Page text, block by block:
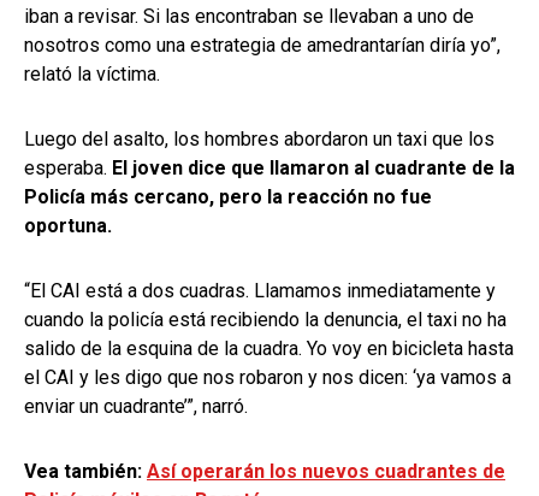
iban a revisar. Si las encontraban se llevaban a uno de
nosotros como una estrategia de amedrantarían diría yo”,
relató la víctima.
Luego del asalto, los hombres abordaron un taxi que los
esperaba. El joven dice que llamaron al cuadrante de la
Policía más cercano, pero la reacción no fue
oportuna.
“El CAI está a dos cuadras. Llamamos inmediatamente y
cuando la policía está recibiendo la denuncia, el taxi no ha
salido de la esquina de la cuadra. Yo voy en bicicleta hasta
el CAI y les digo que nos robaron y nos dicen: ‘ya vamos a
enviar un cuadrante’”, narró.
Vea también: Así operarán los nuevos cuadrantes de